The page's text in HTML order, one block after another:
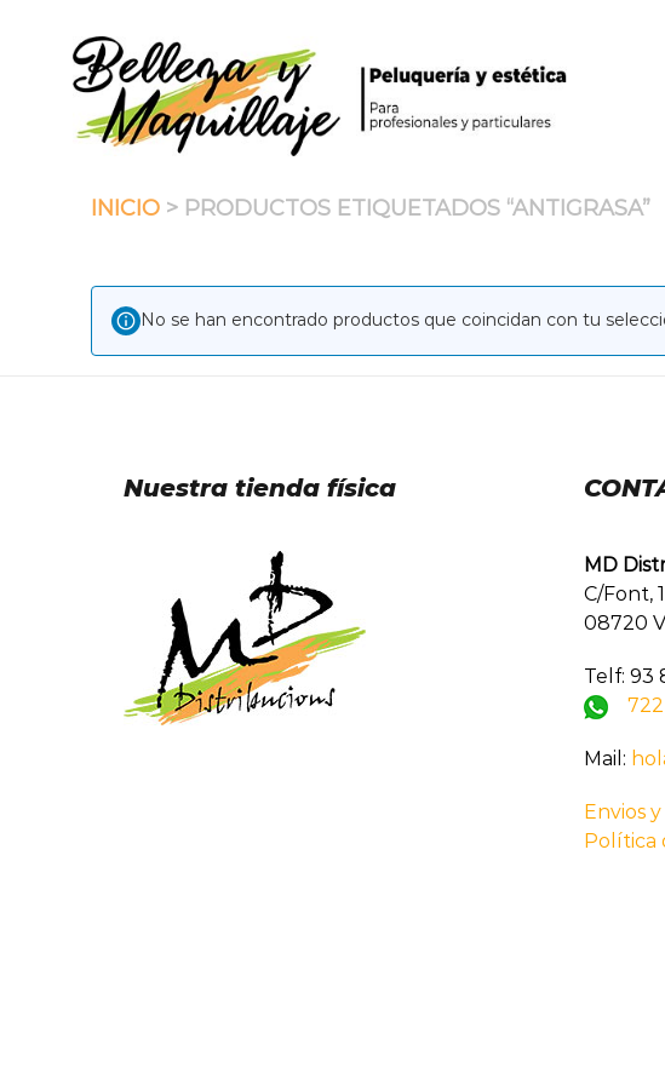
contenido
INICIO > PRODUCTOS ETIQUETADOS “ANTIGRASA”
No se han encontrado productos que coincidan con tu
Nuestra tienda física
MD
C/Font,
08720
Telf: 93
Mail:
Envios
Política